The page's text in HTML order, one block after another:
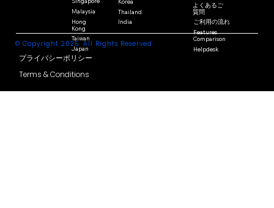
Malaysia
Hong
Kong
Taiwan
Japan
Thailand
India
よくあるご
質問
ご利用の流れ
Features
Comparison
Helpdesk
© Copyright 2025. All Rights Reserved.
プライバシーポリシー
Terms & Conditions